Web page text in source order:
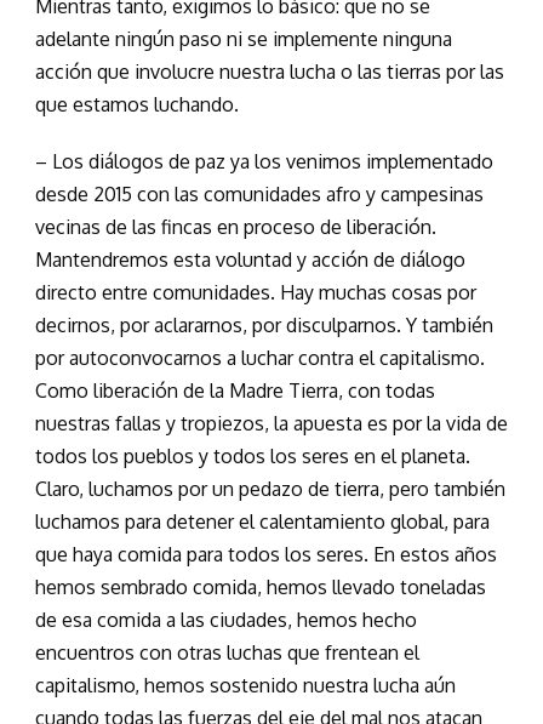
Mientras tanto, exigimos lo básico: que no se
adelante ningún paso ni se implemente ninguna
acción que involucre nuestra lucha o las tierras por las
que estamos luchando.
– Los diálogos de paz ya los venimos implementado
desde 2015 con las comunidades afro y campesinas
vecinas de las fincas en proceso de liberación.
Mantendremos esta voluntad y acción de diálogo
directo entre comunidades. Hay muchas cosas por
decirnos, por aclararnos, por disculparnos. Y también
por autoconvocarnos a luchar contra el capitalismo.
Como liberación de la Madre Tierra, con todas
nuestras fallas y tropiezos, la apuesta es por la vida de
todos los pueblos y todos los seres en el planeta.
Claro, luchamos por un pedazo de tierra, pero también
luchamos para detener el calentamiento global, para
que haya comida para todos los seres. En estos años
hemos sembrado comida, hemos llevado toneladas
de esa comida a las ciudades, hemos hecho
encuentros con otras luchas que frentean el
capitalismo, hemos sostenido nuestra lucha aún
cuando todas las fuerzas del eje del mal nos atacan